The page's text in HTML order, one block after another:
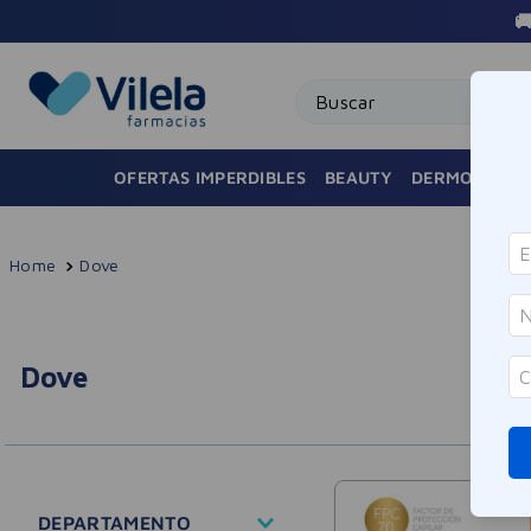
OFERTAS IMPERDIBLES BEAUTY
Dove
Dove
DEPARTAMENTO